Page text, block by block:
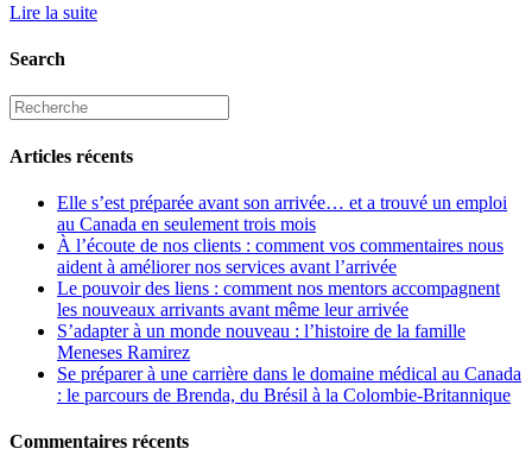
Lire la suite
Search
Articles récents
Elle s’est préparée avant son arrivée… et a trouvé un emploi
au Canada en seulement trois mois
À l’écoute de nos clients : comment vos commentaires nous
aident à améliorer nos services avant l’arrivée
Le pouvoir des liens : comment nos mentors accompagnent
les nouveaux arrivants avant même leur arrivée
S’adapter à un monde nouveau : l’histoire de la famille
Meneses Ramirez
Se préparer à une carrière dans le domaine médical au Canada
: le parcours de Brenda, du Brésil à la Colombie-Britannique
Commentaires récents